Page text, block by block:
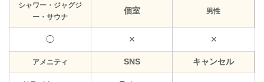
シャワー・ジャグジ
ー・サウナ
個室 男性
◯ ✕ ✕
アメニティ SNS キャンセル